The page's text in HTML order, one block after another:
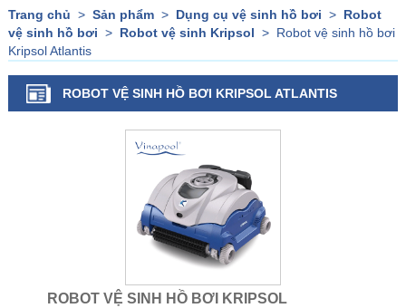
Trang chủ > Sản phẩm> Dụng cụ vệ sinh hồ bơi > Robot
vệ sinh hồ bơi > Robot vệ sinh Kripsol > Robot vệ sinh hồ bơi
Kripsol Atlantis
ROBOT VỆ SINH HỒ BƠI KRIPSOL ATLANTIS
ROBOT VỆ SINH HỒ BƠI KRIPSOL